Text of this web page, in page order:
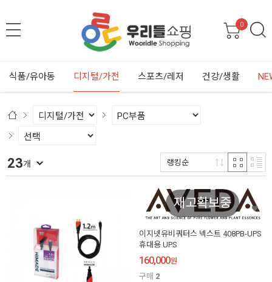
0
식품/유아동 디지털/가전 스포츠/레저 건강/생활
23개 랭킹순
재고확보중
이지넷유비쿼터스 넥스트 408PB-UPS
휴대용 UPS
160,000원
구매 2